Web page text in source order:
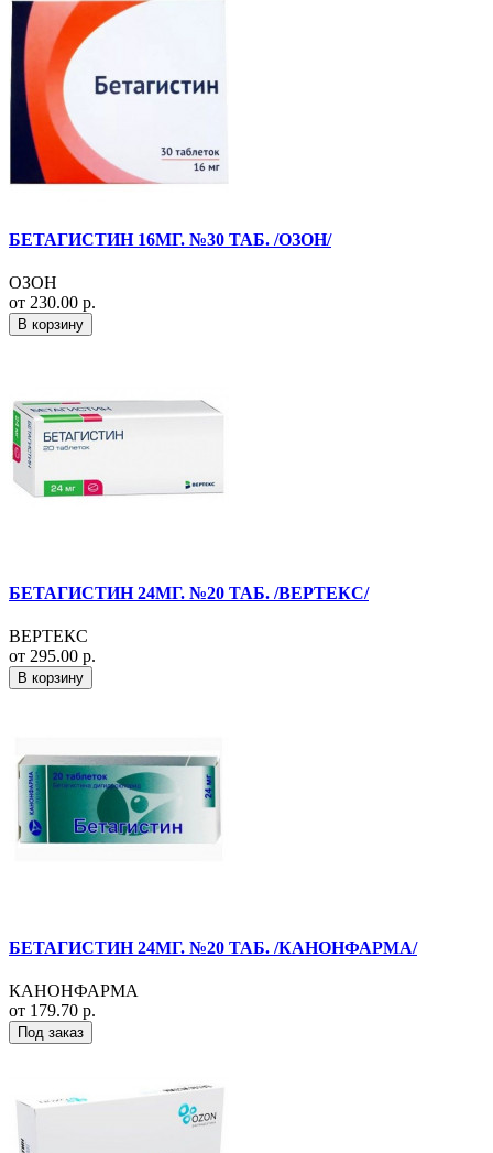
БЕТАГИСТИН 16МГ. №30 ТАБ. /ОЗОН/
ОЗОН
от 230.00 р.
В корзину
БЕТАГИСТИН 24МГ. №20 ТАБ. /ВЕРТЕКС/
ВЕРТЕКС
от 295.00 р.
В корзину
БЕТАГИСТИН 24МГ. №20 ТАБ. /КАНОНФАРМА/
КАНОНФАРМА
от 179.70 р.
Под заказ